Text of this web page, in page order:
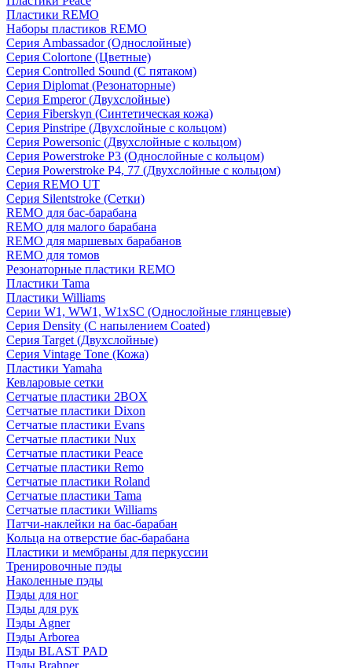
Пластики REMO
Наборы пластиков REMO
Серия Ambassador (Однослойные)
Серия Colortone (Цветные)
Серия Controlled Sound (С пятаком)
Серия Diplomat (Резонаторные)
Серия Emperor (Двухслойные)
Серия Fiberskyn (Синтетическая кожа)
Серия Pinstripe (Двухслойные с кольцом)
Серия Powersonic (Двухслойные с кольцом)
Серия Powerstroke P3 (Однослойные с кольцом)
Серия Powerstroke P4, 77 (Двухслойные с кольцом)
Серия REMO UT
Серия Silentstroke (Сетки)
REMO для бас-барабана
REMO для малого барабана
REMO для маршевых барабанов
REMO для томов
Резонаторные пластики REMO
Пластики Tama
Пластики Williams
Серии W1, WW1, W1xSC (Однослойные глянцевые)
Серия Density (C напылением Coated)
Серия Target (Двухслойные)
Серия Vintage Tone (Кожа)
Пластики Yamaha
Кевларовые сетки
Сетчатые пластики 2BOX
Сетчатые пластики Dixon
Сетчатые пластики Evans
Сетчатые пластики Nux
Сетчатые пластики Peace
Сетчатые пластики Remo
Сетчатые пластики Roland
Сетчатые пластики Tama
Сетчатые пластики Williams
Патчи-наклейки на бас-барабан
Кольца на отверстие бас-барабана
Пластики и мембраны для перкуссии
Тренировочные пэды
Наколенные пэды
Пэды для ног
Пэды для рук
Пэды Agner
Пэды Arborea
Пэды BLAST PAD
Пэды Brahner